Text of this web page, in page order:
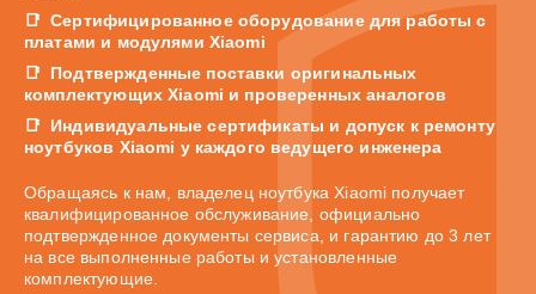
Сертифицированное оборудование для работы с
платами и модулями Xiaomi
Подтвержденные поставки оригинальных
комплектующих Xiaomi и проверенных аналогов
Индивидуальные сертификаты и допуск к ремонту
ноутбуков Xiaomi у каждого ведущего инженера
Обращаясь к нам, владелец ноутбука Xiaomi получает
квалифицированное обслуживание, официально
подтвержденное документы сервиса, и гарантию до 3 лет
на все выполненные работы и установленные
комплектующие.